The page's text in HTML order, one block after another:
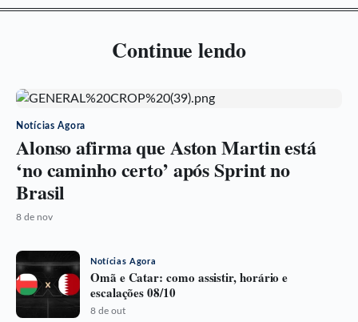
Continue lendo
Notícias Agora
Alonso afirma que Aston Martin está
‘no caminho certo’ após Sprint no
Brasil
8 de nov
Notícias Agora
Omã e Catar: como assistir, horário e
escalações 08/10
8 de out